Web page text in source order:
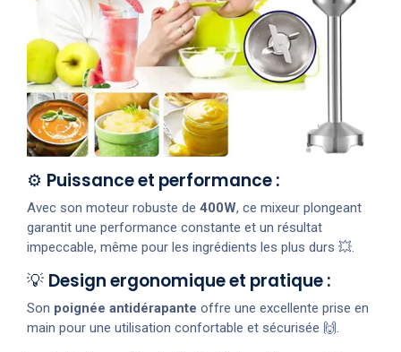
⚙️ Puissance et performance :
Avec son moteur robuste de 400W, ce mixeur plongeant
garantit une performance constante et un résultat
impeccable, même pour les ingrédients les plus durs 💥.
💡 Design ergonomique et pratique :
Son poignée antidérapante offre une excellente prise en
main pour une utilisation confortable et sécurisée 🙌.